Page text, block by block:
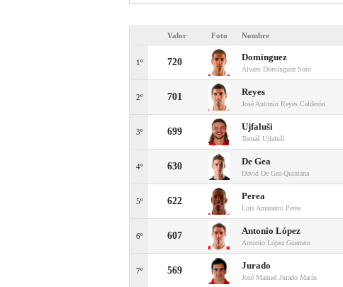
Valor Foto Nombre
1º 720 Domínguez
Álvaro Domínguez Soto
2º 701 Reyes
José Antonio Reyes Calderón
3º 699 Ujfaluši
Tomáš Ujfaluši
4º 630 De Gea
David De Gea Quintana
5º 622 Perea
Luis Amaranto Perea
6º 607 Antonio López
Antonio López Guerrero
7º 569 Jurado
José Manuel Jurado Marín